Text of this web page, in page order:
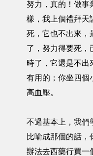
努力，真的！做事
樣，我上個禮拜天
死，它也不出來，
了，努力得要死，
時了，它還是不出
有用的；你坐四個
高血壓。
不過基本上，我們
比喻成那個的話，
辦法去西藥行買一